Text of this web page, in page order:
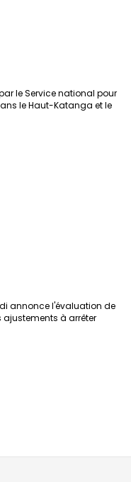
le Service national pour
le Haut-Katanga et le
annonce l'évaluation de
à arrêter